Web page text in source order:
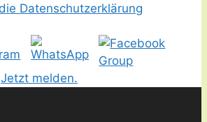
Datenschutzerklärung
Jetzt melden.